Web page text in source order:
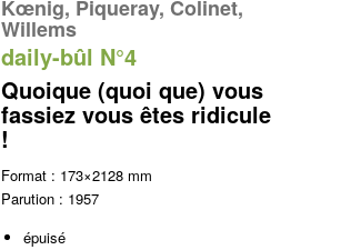
Kœnig, Piqueray, Colinet,
Willems
daily-bûl N°4
Quoique (quoi que) vous
fassiez vous êtes ridicule
!
Format : 173×2128 mm
Parution : 1957
épuisé